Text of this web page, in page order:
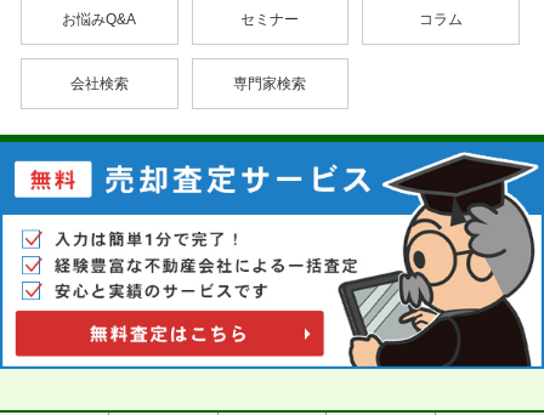
お悩みQ&A セミナー コラム
会社検索 専門家検索